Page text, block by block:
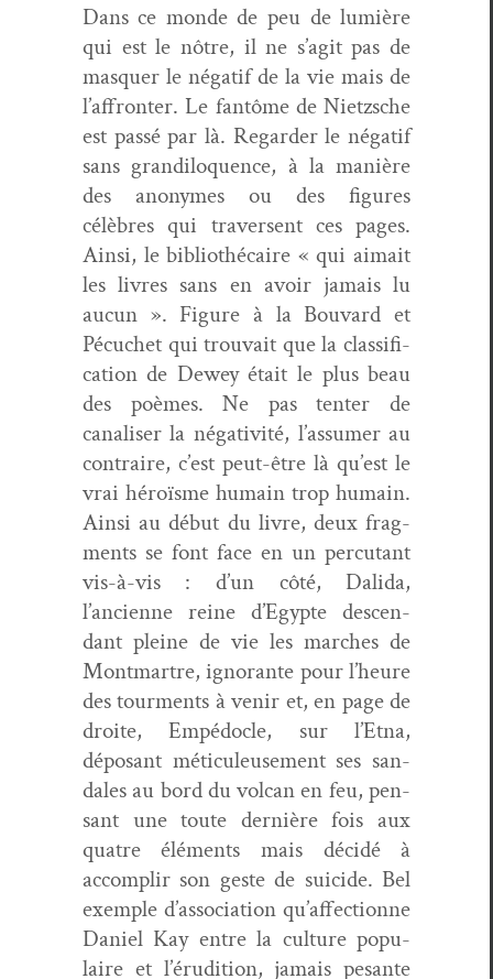
Dans ce monde de peu de lumière
qui est le nôtre, il ne s’agit pas de
mas­quer le négatif de la vie mais de
l’affronter. Le fan­tôme de Niet­zsche
est passé par là. Regarder le négatif
sans grandil­o­quence, à la manière
des anonymes ou des fig­ures
célèbres qui tra­versent ces pages.
Ain­si, le bib­lio­thé­caire « qui aimait
les livres sans en avoir jamais lu
aucun ». Fig­ure à la Bou­vard et
Pécuchet qui trou­vait que la clas­si­fi­
ca­tion de Dewey était le plus beau
des poèmes. Ne pas ten­ter de
canalis­er la néga­tiv­ité, l’assumer au
con­traire, c’est peut-être là qu’est le
vrai héroïsme humain trop humain.
Ain­si au début du livre, deux frag­
ments se font face en un per­cu­tant
vis-à-vis : d’un côté, Dal­i­da,
l’ancienne reine d’Egypte descen­
dant pleine de vie les march­es de
Mont­martre, igno­rante pour l’heure
des tour­ments à venir et, en page de
droite, Empé­do­cle, sur l’Etna,
déposant métic­uleuse­ment ses san­
dales au bord du vol­can en feu, pen­
sant une toute dernière fois aux
qua­tre élé­ments mais décidé à
accom­plir son geste de sui­cide. Bel
exem­ple d’association qu’affectionne
Daniel Kay entre la cul­ture pop­u­
laire et l’érudition, jamais pesante